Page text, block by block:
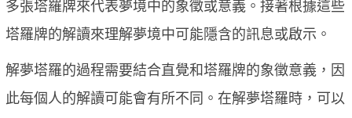
多張塔羅牌來代表夢境中的象徵或意義。接著根據這些
塔羅牌的解讀來理解夢境中可能隱含的訊息或啟示。
解夢塔羅的過程需要結合直覺和塔羅牌的象徵意義，因
此每個人的解讀可能會有所不同。在解夢塔羅時，可以